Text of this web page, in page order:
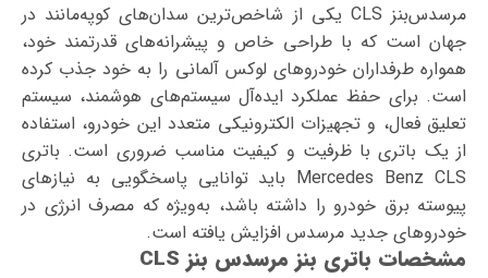
مرسدس‌بنز CLS یکی از شاخص‌ترین سدان‌های کوپه‌مانند در
جهان است که با طراحی خاص و پیشرانه‌های قدرتمند خود،
همواره طرفداران خودروهای لوکس آلمانی را به خود جذب کرده
است. برای حفظ عملکرد ایده‌آل سیستم‌های هوشمند، سیستم
تعلیق فعال، و تجهیزات الکترونیکی متعدد این خودرو، استفاده
از یک باتری با ظرفیت و کیفیت مناسب ضروری است. باتری
Mercedes Benz CLS باید توانایی پاسخگویی به نیازهای
پیوسته برق خودرو را داشته باشد، به‌ویژه که مصرف انرژی در
خودروهای جدید مرسدس افزایش یافته است.
مشخصات باتری بنز مرسدس بنز CLS